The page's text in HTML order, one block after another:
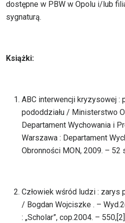
dostępne w PBW w Opolu i/lub
sygnaturą.
Książki:
ABC interwencji kryzysowej :
pododdziału / Ministerstwo
Departament Wychowania i
Warszawa : Departament
Obronności MON, 2009. – 52
Człowiek wśród ludzi : zarys
/ Bogdan Wojciszke . –
: „Scholar”, cop.2004. –